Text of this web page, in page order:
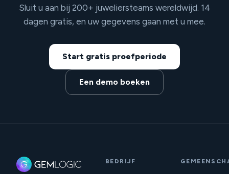
Sluit u aan bij 200+ juweliersteams wereldwijd. 14
dagen gratis, en uw gegevens gaan met u mee.
Start gratis proefperiode
Een demo boeken
BEDRIJF